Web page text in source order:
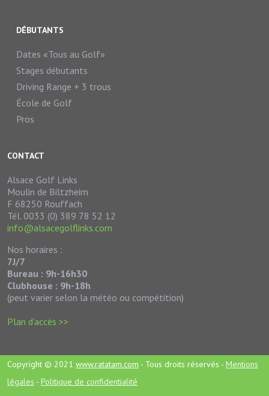
DÉBUTANTS
Dates «Tous au Golf»
Stages débutants
Driving Range + 3 trous
École de Golf
Pros
CONTACT
Alsace Golf Links
Moulin de Biltzheim
F 68250 Rouffach
Tél. 0033 (0) 389 78 52 12
info@alsacegolflinks.com
Nos horaires :
7J/7
Bureau : 9h-16h30
Clubhouse : 9h-18h
(peut varier selon la météo ou compétition)
Plan d’accès >>
Copyright © 2021 www.ratatam.com - Tous droits réservés - Mentions
légales - Politique de confidentialité